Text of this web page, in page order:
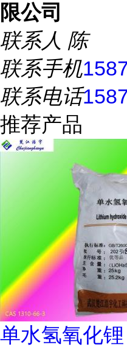
限公司
联系人 陈
联系手机
联系电话
推荐产品
单水氢氧化锂